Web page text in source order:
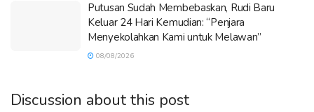
Putusan Sudah Membebaskan, Rudi Baru
Keluar 24 Hari Kemudian: “Penjara
Menyekolahkan Kami untuk Melawan”
08/08/2026
Discussion about this post